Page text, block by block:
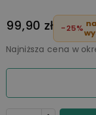
99,90 zł -25%
Najniższa cena w